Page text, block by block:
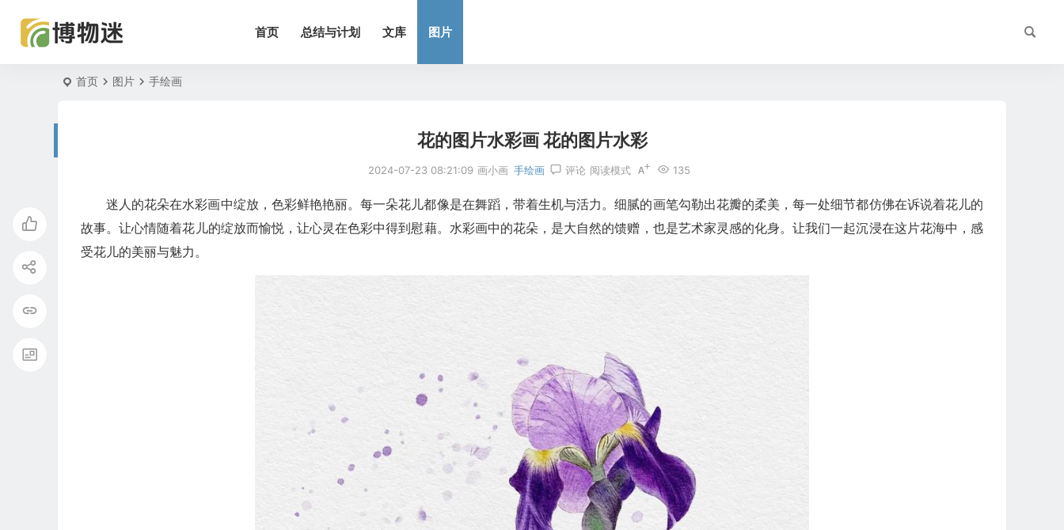
首页 总结与计划 文库 图片
首页 图片 手绘画
花的图片水彩画 花的图片水彩
2024-07-23 08:21:09 画小画 手绘画 评论 135
阅读模式
迷人的花朵在水彩画中绽放，色彩鲜艳艳丽。每一朵花儿都像是在舞蹈，带着生机与活力。细腻的画笔勾勒出花瓣的柔美，每一处细节都仿佛在诉说着花儿的
故事。让心情随着花儿的绽放而愉悦，让心灵在色彩中得到慰藉。水彩画中的花朵，是大自然的馈赠，也是艺术家灵感的化身。让我们一起沉浸在这片花海中，感
受花儿的美丽与魅力。